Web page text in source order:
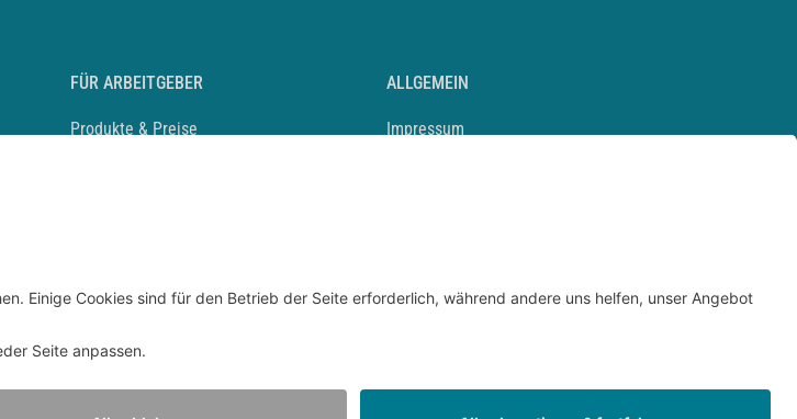
FÜR ARBEITGEBER
Produkte & Preise
ALLGEMEIN
Impressum